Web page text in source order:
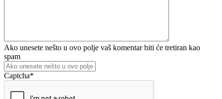
Ako unesete nešto u ovo polje vaš komentar biti će tretiran kao
spam
Captcha*